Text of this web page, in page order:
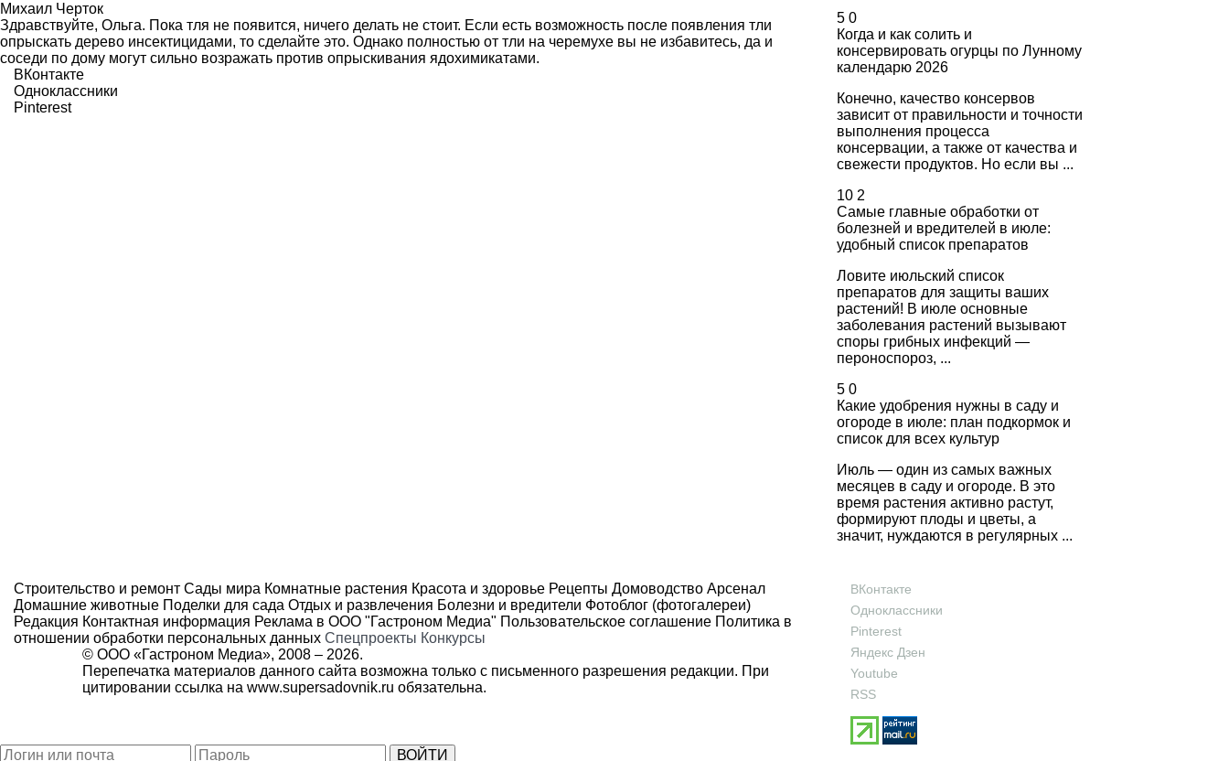
Михаил Черток
Здравствуйте, Ольга. Пока тля не появится, ничего делать не стоит. Если есть возможность после появления тли
опрыскать дерево инсектицидами, то сделайте это. Однако полностью от тли на черемухе вы не избавитесь, да и
соседи по дому могут сильно возражать против опрыскивания ядохимикатами.
ВКонтакте
Одноклассники
Pinterest
5 0
Когда и как солить и
консервировать огурцы по Лунному
календарю 2026
Конечно, качество консервов
зависит от правильности и точности
выполнения процесса
консервации, а также от качества и
свежести продуктов. Но если вы ...
10 2
Самые главные обработки от
болезней и вредителей в июле:
удобный список препаратов
Ловите июльский список
препаратов для защиты ваших
растений! В июле основные
заболевания растений вызывают
споры грибных инфекций —
пероноспороз, ...
5 0
Какие удобрения нужны в саду и
огороде в июле: план подкормок и
список для всех культур
Июль — один из самых важных
месяцев в саду и огороде. В это
время растения активно растут,
формируют плоды и цветы, а
значит, нуждаются в регулярных ...
Строительство и ремонт Сады мира Комнатные растения Красота и здоровье Рецепты Домоводство Арсенал
Домашние животные Поделки для сада Отдых и развлечения Болезни и вредители Фотоблог (фотогалереи)
Редакция Контактная информация Реклама в ООО "Гастроном Медиа" Пользовательское соглашение Политика в
отношении обработки персональных данных Спецпроекты Конкурсы
© ООО «Гастроном Медиа», 2008 – 2026.
Перепечатка материалов данного сайта возможна только с письменного разрешения редакции. При
цитировании ссылка на www.supersadovnik.ru обязательна.
ВКонтакте
Одноклассники
Pinterest
Яндекс Дзен
Youtube
RSS